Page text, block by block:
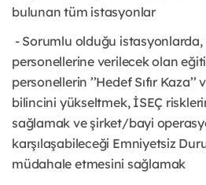
bulunan tüm istasyonlar
- Sorumlu olduğu istasyonlarda,
personellerine verilecek olan
personellerin ’’Hedef Sıfır Kaza’’
bilincini yükseltmek, İSEÇ
sağlamak ve şirket/bayi
karşılaşabileceği Emniyetsiz
müdahale etmesini sağlamak